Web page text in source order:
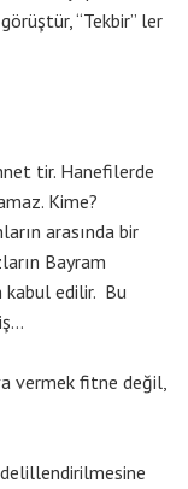
“Tekbir” ler
tir. Hanefilerde
Kime?
arasında bir
Bayram
kabul edilir. Bu
vermek fitne değil,
delillendirilmesine